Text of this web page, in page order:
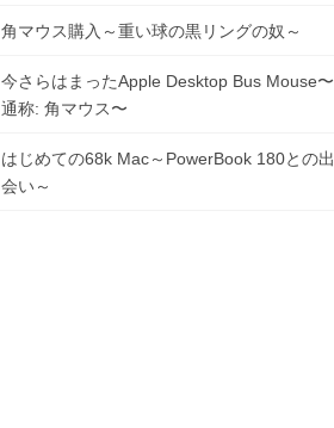
角マウス購入～重い球の黒リングの奴～
今さらはまったApple Desktop Bus Mouse〜
通称: 角マウス〜
はじめての68k Mac～PowerBook 180との出
会い～